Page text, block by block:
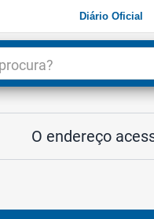
Diário Oficial
O endereço